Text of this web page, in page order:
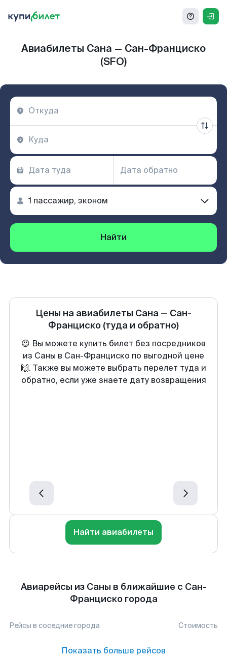
Авиабилеты Сана — Сан-Франциско
(SFO)
Найти
Цены на авиабилеты Сана — Сан-
Франциско (туда и обратно)
😍 Вы можете купить билет без посредников
из Саны в Сан-Франциско по выгодной цене
🙌. Также вы можете выбрать перелет туда и
обратно, если уже знаете дату возвращения
Найти авиабилеты
Авиарейсы из Саны в ближайшие с Сан-
Франциско города
Рейсы в соседние города Стоимость
Показать больше рейсов